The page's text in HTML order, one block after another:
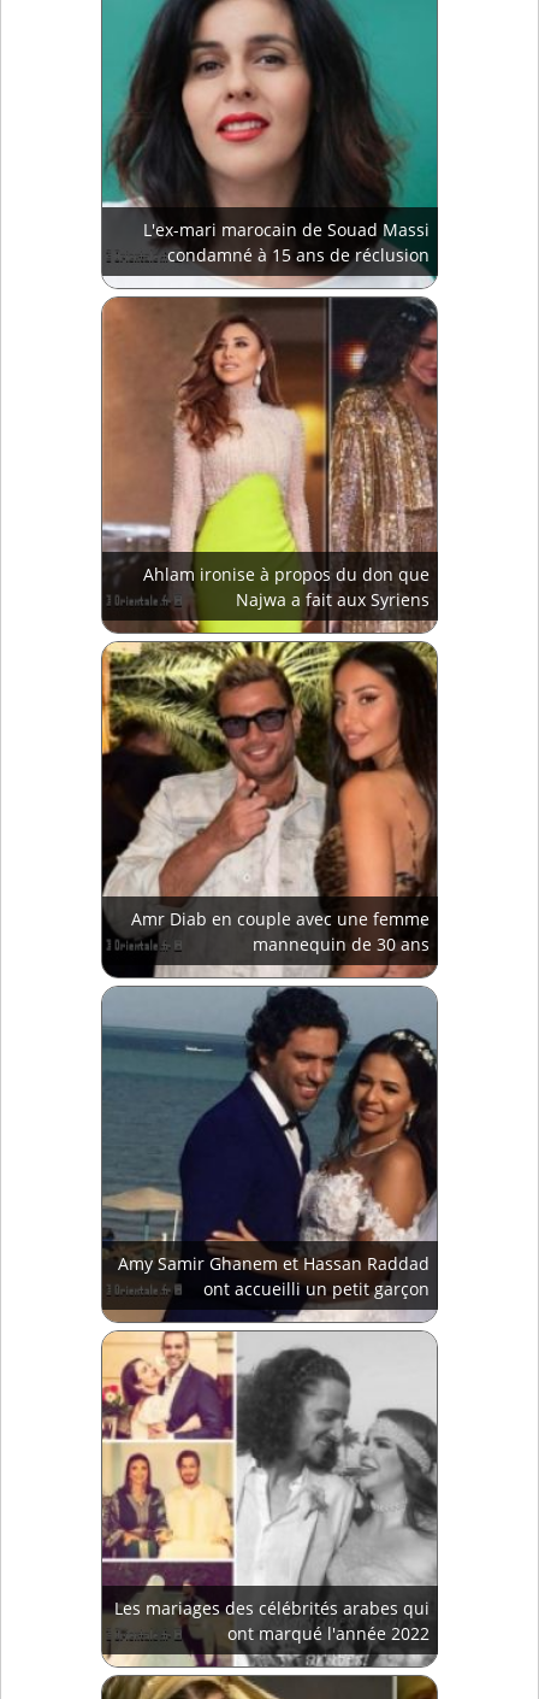
L'ex-mari marocain de Souad Massi
condamné à 15 ans de réclusion
Ahlam ironise à propos du don que
Najwa a fait aux Syriens
Amr Diab en couple avec une femme
mannequin de 30 ans
Amy Samir Ghanem et Hassan Raddad
ont accueilli un petit garçon
Les mariages des célébrités arabes qui
ont marqué l'année 2022